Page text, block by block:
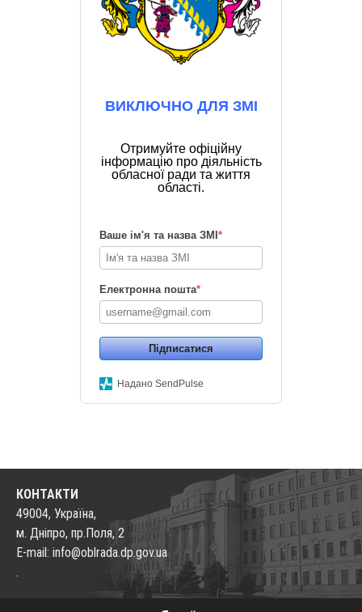
ВИКЛЮЧНО ДЛЯ ЗМІ
Отримуйте офіційну
інформацію про діяльність
обласної ради та життя
області.
Ваше ім'я та назва ЗМІ *
Електронна пошта*
Підписатися
Надано SendPulse
КОНТАКТИ
49004, Україна,
м. Дніпро, пр.Поля, 2
E-mail: info@oblrada.dp.gov.ua
.